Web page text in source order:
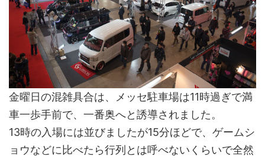
金曜日の混雑具合は、メッセ駐車場は11時過ぎで満
車一歩手前で、一番奥へと誘導されました。
13時の入場には並びましたが15分ほどで、ゲームシ
ョウなどに比べたら行列とは呼べないくらいで全然